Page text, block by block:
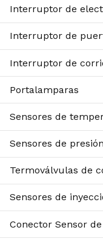
Interruptor de
Interruptor de
Interruptor de
Portalamparas
Sensores de
Sensores de
Termoválvulas de
Sensores de
Conector Sensor